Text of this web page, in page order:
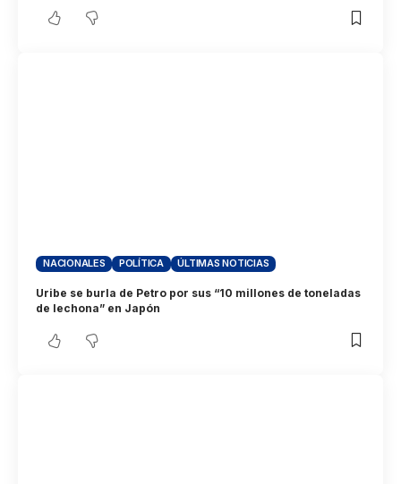
NACIONALES POLÍTICA ÚLTIMAS NOTICIAS
Uribe se burla de Petro por sus “10 millones de toneladas
de lechona” en Japón